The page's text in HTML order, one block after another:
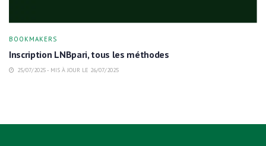
BOOKMAKERS
Inscription LNBpari, tous les méthodes
25/07/2025 - MIS À JOUR LE 26/07/2025